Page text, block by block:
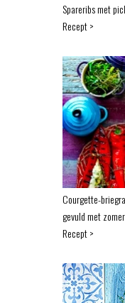
Spareribs met
Recept >
Courgette-
gevuld met
Recept >